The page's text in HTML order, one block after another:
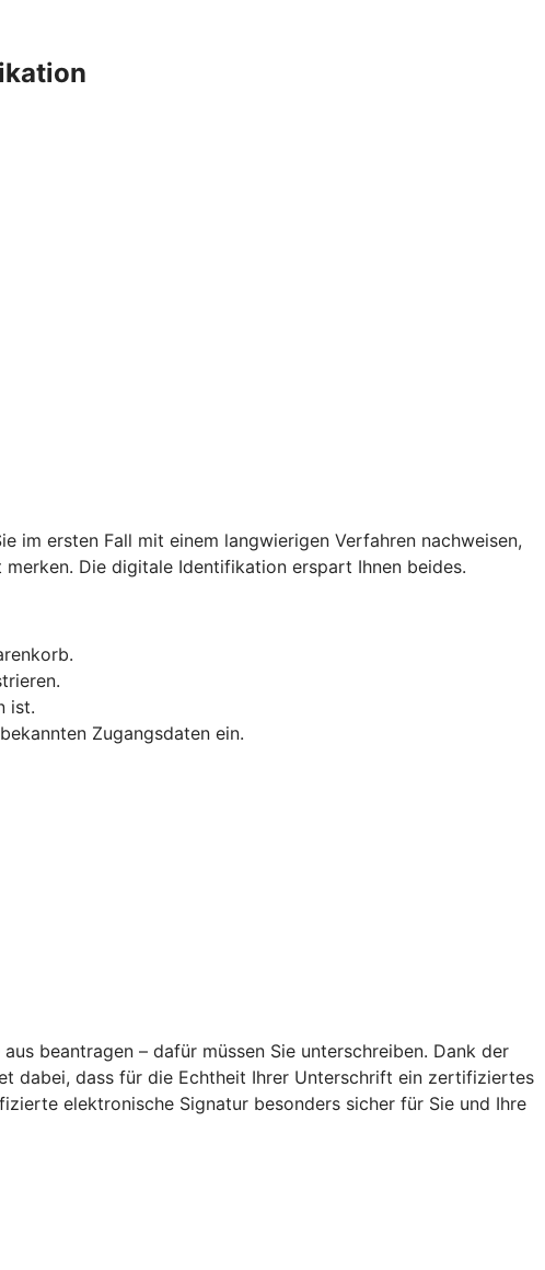
im ersten Fall mit einem langwierigen Verfahren nachweisen,
Die digitale Identifikation erspart Ihnen beides.
ist.
Zugangsdaten ein.
beantragen – dafür müssen Sie unterschreiben. Dank der
dabei, dass für die Echtheit Ihrer Unterschrift ein zertifiziertes
elektronische Signatur besonders sicher für Sie und Ihre